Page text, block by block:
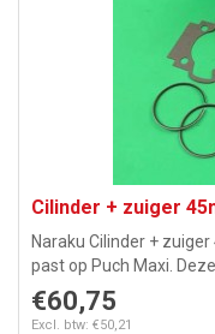
Cilinder + zuiger
Naraku Cilinder +
past op Puch Maxi. Deze
€60,75
Excl. btw: €50,21